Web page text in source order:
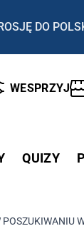
DO
WESPRZYJ
QUIZY